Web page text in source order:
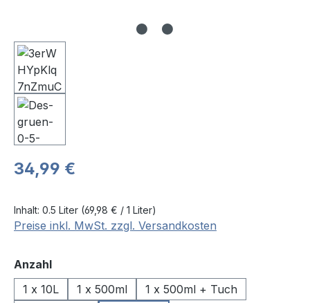
Regulärer Preis:
34,99 €
Inhalt: 0.5 Liter (69,98 € / 1 Liter)
Preise inkl. MwSt. zzgl. Versandkosten
Anzahlauswählen
1 x 10L
1 x 500ml
1 x 500ml + Tuch